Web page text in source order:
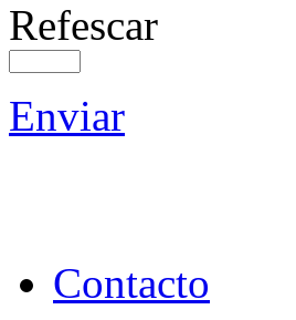
Refescar
Enviar
Contacto